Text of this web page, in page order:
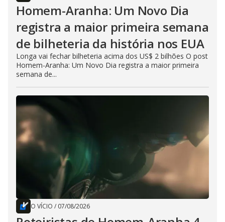
Homem-Aranha: Um Novo Dia
registra a maior primeira semana
de bilheteria da história nos EUA
Longa vai fechar bilheteria acima dos US$ 2 bilhões O post
Homem-Aranha: Um Novo Dia registra a maior primeira
semana de...
O VÍCIO / 07/08/2026